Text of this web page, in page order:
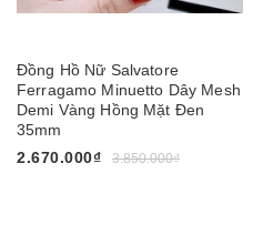
Đồng Hồ Nữ Salvatore
Ferragamo Minuetto Dây Mesh
Demi Vàng Hồng Mặt Đen
35mm
2.670.000₫
3.850.000₫